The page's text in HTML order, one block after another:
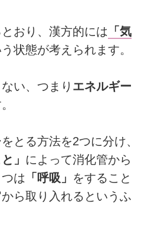
おり、漢方的には 「気
状態が考えられます。
い、つまり エネルギー
とる方法を2つに分け、
」 によって消化管から
は 「呼吸」 をすること
ら取り入れるというふ